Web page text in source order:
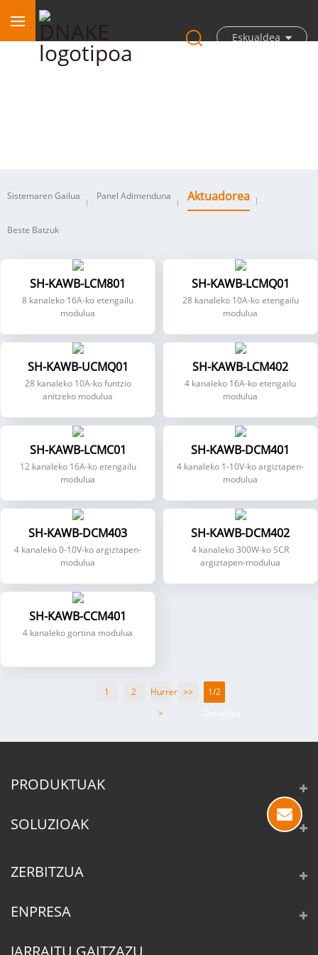
Eskualdea
Sistemaren Gailua Panel Adimenduna Aktuadorea
Beste Batzuk
SH-KAWB-LCM801
8 kanaleko 16A-ko etengailu
modulua
SH-KAWB-LCMQ01
28 kanaleko 10A-ko etengailu
modulua
SH-KAWB-UCMQ01
28 kanaleko 10A-ko funtzio
anitzeko modulua
SH-KAWB-LCM402
4 kanaleko 16A-ko etengailu
modulua
SH-KAWB-LCMC01
12 kanaleko 16A-ko etengailu
modulua
SH-KAWB-DCM401
4 kanaleko 1-10V-ko argiztapen-
modulua
SH-KAWB-DCM403
4 kanaleko 0-10V-ko argiztapen-
modulua
SH-KAWB-DCM402
4 kanaleko 300W-ko SCR
argiztapen-modulua
SH-KAWB-CCM401
4 kanaleko gortina modulua
1 2
Hurrengoa
>
>>
1/2
PRODUKTUAK
SOLUZIOAK
ZERBITZUA
ENPRESA
JARRAITU GAITZAZU